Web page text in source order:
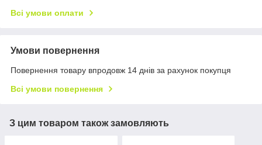
Всі умови оплати
Умови повернення
Повернення товару впродовж 14 днів за рахунок покупця
Всі умови повернення
З цим товаром також замовляють